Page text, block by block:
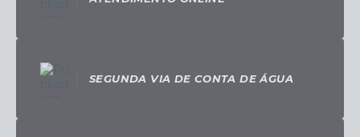
SEGUNDA VIA DE CONTA DE ÁGUA